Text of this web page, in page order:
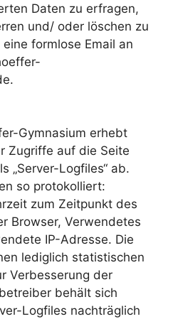
Daten zu erfragen,
und/ oder löschen zu
formlose Email an
Gymnasium erhebt
Zugriffe auf die Seite
„Server-Logfiles“ ab.
so protokolliert:
zum Zeitpunkt des
Browser, Verwendetes
IP-Adresse. Die
lediglich statistischen
Verbesserung der
behält sich
Logfiles nachträglich